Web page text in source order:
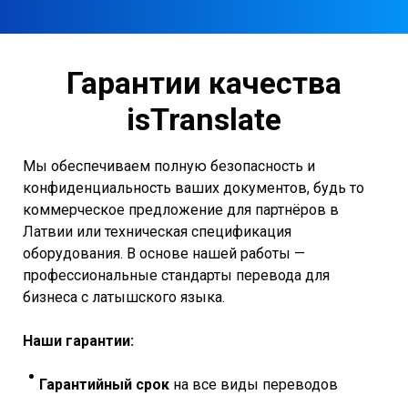
Гарантии качества
isTranslate
Мы обеспечиваем полную безопасность и
конфиденциальность ваших документов, будь то
коммерческое предложение для партнёров в
Латвии или техническая спецификация
оборудования. В основе нашей работы —
профессиональные стандарты перевода для
бизнеса с латышского языка.
Наши гарантии:
Гарантийный срок на все виды переводов